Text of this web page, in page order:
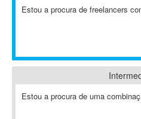
A-GPS
ABAP
Abaqus
ABBYY FineReader
Estou a procura de freelancers
Estou a procura de uma